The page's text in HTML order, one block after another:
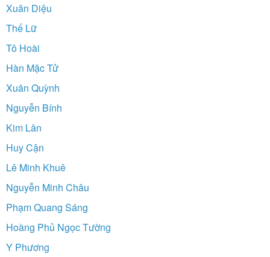
Xuân Diệu
Thế Lữ
Tô Hoài
Hàn Mặc Tử
Xuân Quỳnh
Nguyễn Bính
Kim Lân
Huy Cận
Lê Minh Khuê
Nguyễn Minh Châu
Phạm Quang Sáng
Hoàng Phủ Ngọc Tường
Y Phương